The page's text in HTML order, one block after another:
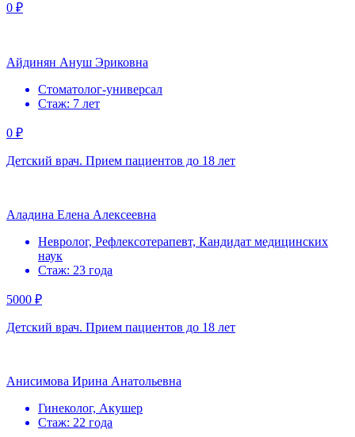
0 ₽
Айдинян Ануш Эриковна
Стоматолог-универсал
Стаж: 7 лет
0 ₽
Детский врач. Прием пациентов до 18 лет
Аладина Елена Алексеевна
Невролог, Рефлексотерапевт, Кандидат медицинских
наук
Стаж: 23 года
5000 ₽
Детский врач. Прием пациентов до 18 лет
Анисимова Ирина Анатольевна
Гинеколог, Акушер
Стаж: 22 года